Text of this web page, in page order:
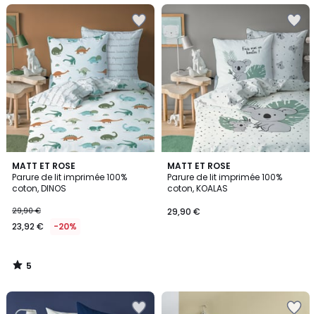
MATT ET ROSE
Parure de lit imprimée 100%
coton, DINOS
29,90 €
23,92 € -20%
5
/
5
5
/
MATT ET ROSE
Parure de lit imprimée 100%
coton, KOALAS
29,90 €